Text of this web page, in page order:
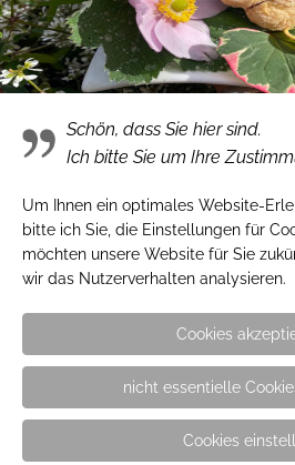
Adresse
Inh. Stefan Kaben
23554 Lübeck
Tel.: 0451 / 49 95 40
Fax: 0451 / 4 99 54 18
e-mail: info@gaertnerei-
Schön, dass Sie hier sind.
Ich bitte Sie um Ihre
Um Ihnen ein optimales Website-
bitte ich Sie, die Einstellungen für
möchten unsere Website für Sie
wir das Nutzerverhalten analysieren.
Cookies
nicht essentielle
Cookies